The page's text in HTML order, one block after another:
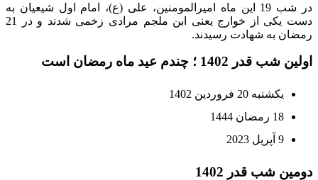
در شب 19 این ماه امیرالمومنین، علی (ع)، امام اول شیعیان به
دست یکی از خوارج یعنی ابن ملجم مرادی زخمی شدند و در 21
رمضان به شهادت رسیدند.
اولین شب قدر 1402 ؛ چندم عید ماه رمضان است
یکشنبه 20 فروردین 1402
18 رمضان 1444
9 آپریل 2023
دومین شب قدر 1402